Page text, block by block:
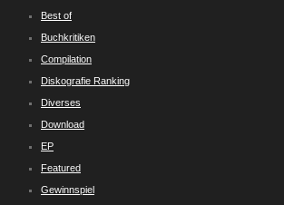
Best of
Buchkritiken
Compilation
Diskografie Ranking
Diverses
Download
EP
Featured
Gewinnspiel